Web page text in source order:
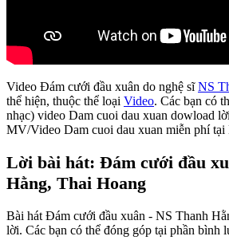
Video Đám cưới đầu xuân do nghệ sĩNS
thể hiện, thuộc thể loại Video. Các bạn có
nhạc) video Dam cuoi dau xuan dowload
MV/Video Dam cuoi dau xuan miễn phí tại
Lời bài hát: Đám cưới đầu
Hằng, Thai Hoang
Bài hát Đám cưới đầu xuân - NS Thanh
lời. Các bạn có thể đóng góp tại phần bình